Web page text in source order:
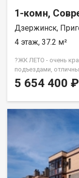
1-комн,
Дзержинск,
4 этаж, 37.2 м²
?ЖК ЛЕТО - очень
подъездами,
инфраструктурой.
сможете подобрать
Все квартиры
отделке. ? Каждому
Весь ЖК уже сдан!
5 654 400 ₽